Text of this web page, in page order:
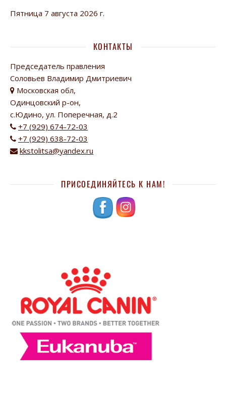
Пятница 7 августа 2026 г.
КОНТАКТЫ
Председатель правления
Соловьев Владимир Дмитриевич
Московская обл,
Одинцовский р-он,
с.Юдино, ул. Поперечная, д.2
+7 (929) 674-72-03
+7 (929) 638-72-03
kkstolitsa@yandex.ru
ПРИСОЕДИНЯЙТЕСЬ К НАМ!